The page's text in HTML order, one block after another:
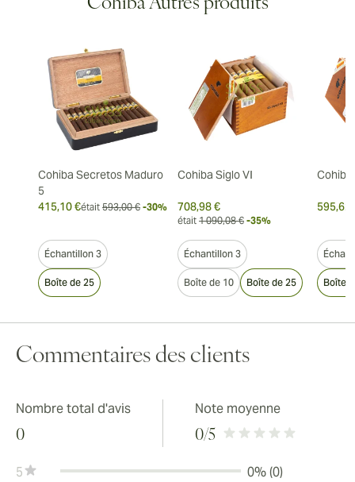
Cohiba Autres produits
Cohiba Secretos Maduro
5
415,10 €était 593,00 € -30%
Échantillon 3
Boîte de 25
Cohiba Siglo VI
708,98 €
était 1 090,08 € -35%
Échantillon 3
Boîte de 10 Boîte de 25
Cohiba
595,62
Boîte
Commentaires des clients
Nombre total d'avis
0
Note moyenne
0/5
5
0% (0)